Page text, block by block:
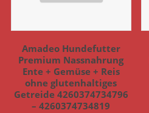
Amadeo Hundefutter
Premium Nassnahrung
Ente + Gemüse + Reis
ohne glutenhaltiges
Getreide 4260374734796
– 4260374734819